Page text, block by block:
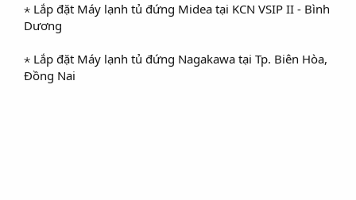
⋆ Lắp đặt Máy lạnh tủ đứng Midea tại KCN VSIP II - Bình
Dương
⋆ Lắp đặt Máy lạnh tủ đứng Nagakawa tại Tp. Biên Hòa,
Đồng Nai